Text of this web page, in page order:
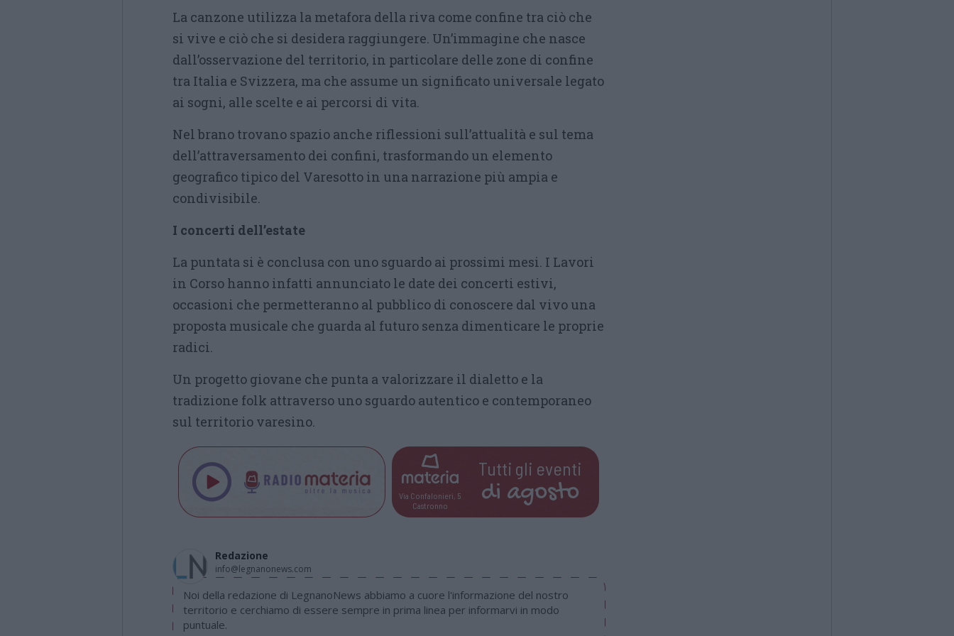
La canzone utilizza la metafora della riva come confine tra ciò che
si vive e ciò che si desidera raggiungere. Un’immagine che nasce
dall’osservazione del territorio, in particolare delle zone di confine
tra Italia e Svizzera, ma che assume un significato universale legato
ai sogni, alle scelte e ai percorsi di vita.
Nel brano trovano spazio anche riflessioni sull’attualità e sul tema
dell’attraversamento dei confini, trasformando un elemento
geografico tipico del Varesotto in una narrazione più ampia e
condivisibile.
I concerti dell’estate
La puntata si è conclusa con uno sguardo ai prossimi mesi. I Lavori
in Corso hanno infatti annunciato le date dei concerti estivi,
occasioni che permetteranno al pubblico di conoscere dal vivo una
proposta musicale che guarda al futuro senza dimenticare le proprie
radici.
Un progetto giovane che punta a valorizzare il dialetto e la
tradizione folk attraverso uno sguardo autentico e contemporaneo
sul territorio varesino.
Via Confalonieri, 5
Castronno
Tutti gli eventi
di agosto
Redazione
info@legnanonews.com
Noi della redazione di LegnanoNews abbiamo a cuore l'informazione del nostro
territorio e cerchiamo di essere sempre in prima linea per informarvi in modo
puntuale.